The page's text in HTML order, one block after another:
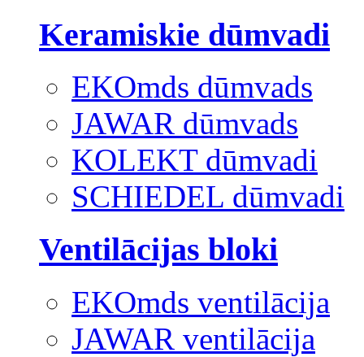
Keramiskie dūmvadi
EKOmds dūmvads
JAWAR dūmvads
KOLEKT dūmvadi
SCHIEDEL dūmvadi
Ventilācijas bloki
EKOmds ventilācija
JAWAR ventilācija